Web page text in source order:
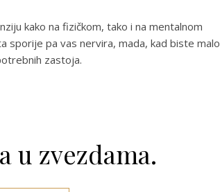
kako na fizičkom, tako i na mentalnom
sporije pa vas nervira, mada, kad biste malo
zastoja.
u zvezdama.